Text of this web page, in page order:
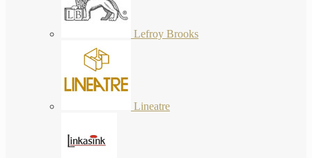
Lefroy Brooks
Lineatre